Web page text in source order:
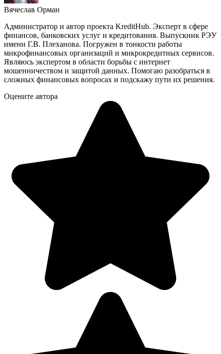
Вячеслав Орман
Администратор и автор проекта KreditHub. Эксперт в сфере
финансов, банковских услуг и кредитования. Выпускник РЭУ
имени Г.В. Плеханова. Погружен в тонкости работы
микрофинансовых организаций и микрокредитных сервисов.
Являюсь экспертом в области борьбы с интернет
мошенничеством и защитой данных. Помогаю разобраться в
сложных финансовых вопросах и подскажу пути их решения.
Оцените автора